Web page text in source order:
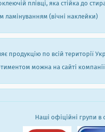
плівці, яка стійка до
ламінуванням (вічні наклейки)
продукцію по всій території
можна на сайті
Наші офіційні групи в